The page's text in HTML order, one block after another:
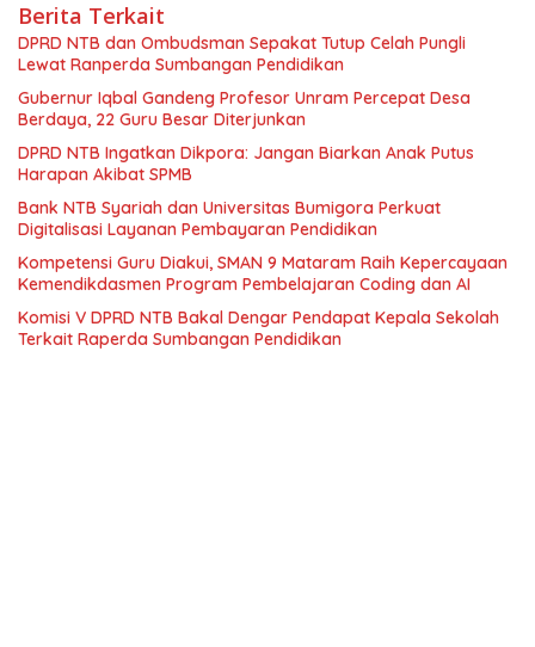
Berita Terkait
DPRD NTB dan Ombudsman Sepakat Tutup Celah Pungli
Lewat Ranperda Sumbangan Pendidikan
Gubernur Iqbal Gandeng Profesor Unram Percepat Desa
Berdaya, 22 Guru Besar Diterjunkan
DPRD NTB Ingatkan Dikpora: Jangan Biarkan Anak Putus
Harapan Akibat SPMB
Bank NTB Syariah dan Universitas Bumigora Perkuat
Digitalisasi Layanan Pembayaran Pendidikan
Kompetensi Guru Diakui, SMAN 9 Mataram Raih Kepercayaan
Kemendikdasmen Program Pembelajaran Coding dan AI
Komisi V DPRD NTB Bakal Dengar Pendapat Kepala Sekolah
Terkait Raperda Sumbangan Pendidikan